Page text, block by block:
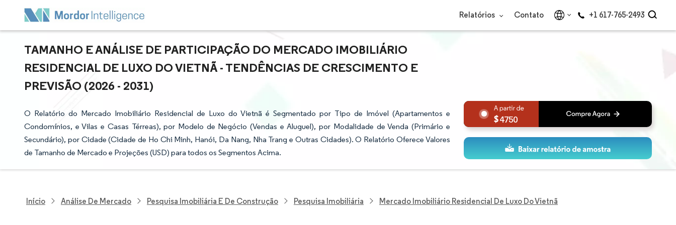
Relatórios Contato +1 617-765-2493
TAMANHO E ANÁLISE DE PARTICIPAÇÃO DO MERCADO IMOBILIÁRIO
RESIDENCIAL DE LUXO DO VIETNÃ - TENDÊNCIAS DE CRESCIMENTO E
PREVISÃO (2026 - 2031)
O Relatório do Mercado Imobiliário Residencial de Luxo do Vietnã é Segmentado por Tipo de Imóvel (Apartamentos e
Condomínios, e Vilas e Casas Térreas), por Modelo de Negócio (Vendas e Aluguel), por Modalidade de Venda (Primário e
Secundário), por Cidade (Cidade de Ho Chi Minh, Hanói, Da Nang, Nha Trang e Outras Cidades). O Relatório Oferece Valores
de Tamanho de Mercado e Projeções (USD) para todos os Segmentos Acima.
4750
Início Análise De Mercado Pesquisa Imobiliária E De Construção Pesquisa Imobiliária Mercado Imobiliário Residencial De Luxo Do Vietnã